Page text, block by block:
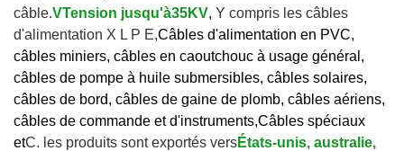
câble.VTension jusqu'à35KV, Y compris les câbles
d'alimentation X L P E,Câbles d'alimentation en PVC,
câbles miniers, câbles en caoutchouc à usage général,
câbles de pompe à huile submersibles, câbles solaires,
câbles de bord, câbles de gaine de plomb, câbles aériens,
câbles de commande et d'instruments,Câbles spéciaux
etC. les produits sont exportés versÉtats-unis, australie,